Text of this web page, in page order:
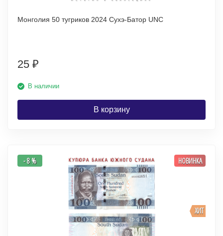
Монголия 50 тугриков 2024 Сухэ-Батор UNC
25 ₽
В наличии
В корзину
ХИТ
- 8 % НОВИНКА